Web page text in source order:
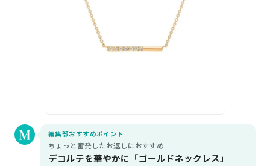
編集部おすすめポイント
ちょっと奮発したお返しにおすすめ
デコルテを華やかに「ゴールドネックレス」